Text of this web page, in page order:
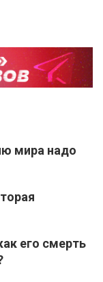
мира надо
его смерть